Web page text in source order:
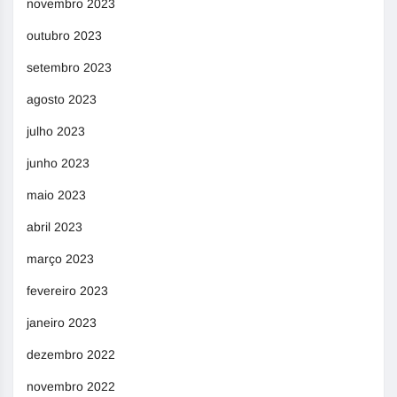
novembro 2023
outubro 2023
setembro 2023
agosto 2023
julho 2023
junho 2023
maio 2023
abril 2023
março 2023
fevereiro 2023
janeiro 2023
dezembro 2022
novembro 2022